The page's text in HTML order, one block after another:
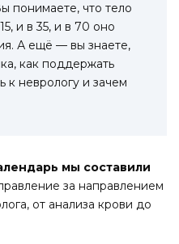
понимаете, что тело
и в 35, и в 70 оно
А ещё — вы знаете,
как поддержать
к неврологу и зачем
мы составили
за направлением
от анализа крови до